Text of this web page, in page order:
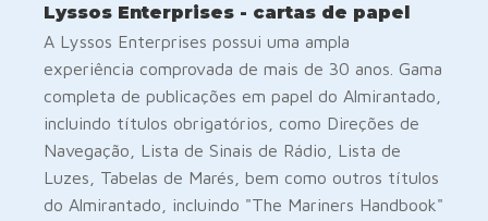
Lyssos Enterprises - cartas de papel
A Lyssos Enterprises possui uma ampla
experiência comprovada de mais de 30 anos. Gama
completa de publicações em papel do Almirantado,
incluindo títulos obrigatórios, como Direções de
Navegação, Lista de Sinais de Rádio, Lista de
Luzes, Tabelas de Marés, bem como outros títulos
do Almirantado, incluindo "The Mariners Handbook"